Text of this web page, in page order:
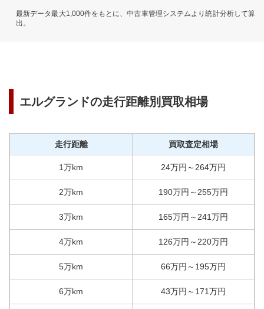
最新データ最大1,000件をもとに、中古車管理システムより統計分析して算
出。
エルグランドの走行距離別買取相場
走行距離 買取査定相場
1万km 24万円 ～ 264万円
2万km 190万円 ～ 255万円
3万km 165万円 ～ 241万円
4万km 126万円 ～ 220万円
5万km 66万円 ～ 195万円
6万km 43万円 ～ 171万円